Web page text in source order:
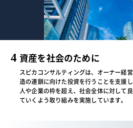
4 資産を社会のために
スピカコンサルティングは、オーナー経
造の連鎖に向けた投資を行うことを支援
人や企業の枠を超え、社会全体に対して
ていくよう取り組みを実施しています。